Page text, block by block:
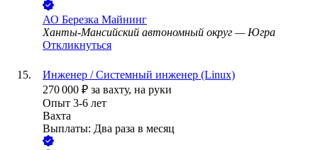
АО Березка Майнинг
Ханты-Мансийский автономный округ — Югра
Откликнуться
Инженер / Системный инженер (Linux)
270 000 ₽ за вахту, на руки
Опыт 3-6 лет
Вахта
Выплаты: Два раза в месяц